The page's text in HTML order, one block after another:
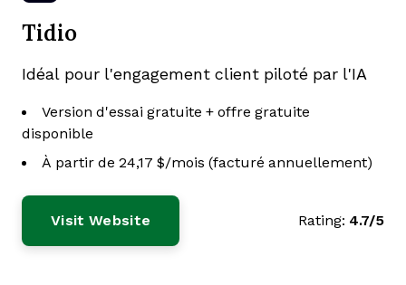
Tidio
Idéal pour l'engagement client piloté par l'IA
Version d'essai gratuite + offre gratuite
disponible
À partir de 24,17 $/mois (facturé annuellement)
Visit Website Rating: 4.7/5